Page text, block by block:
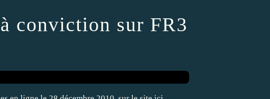
conviction sur FR3